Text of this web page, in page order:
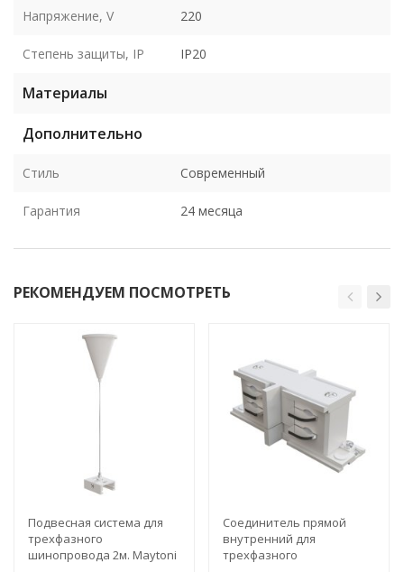
Напряжение, V 220
Степень защиты, IP IP20
Материалы
Дополнительно
Стиль Современный
Гарантия 24 месяца
РЕКОМЕНДУЕМ ПОСМОТРЕТЬ
Подвесная система для
трехфазного
шинопровода 2м. Maytoni
Соединитель прямой
внутренний для
трехфазного